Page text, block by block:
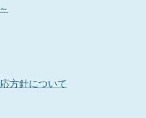
方針について